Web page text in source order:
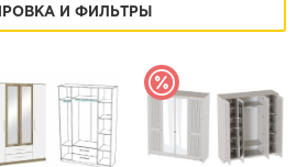
И ФИЛЬТРЫ